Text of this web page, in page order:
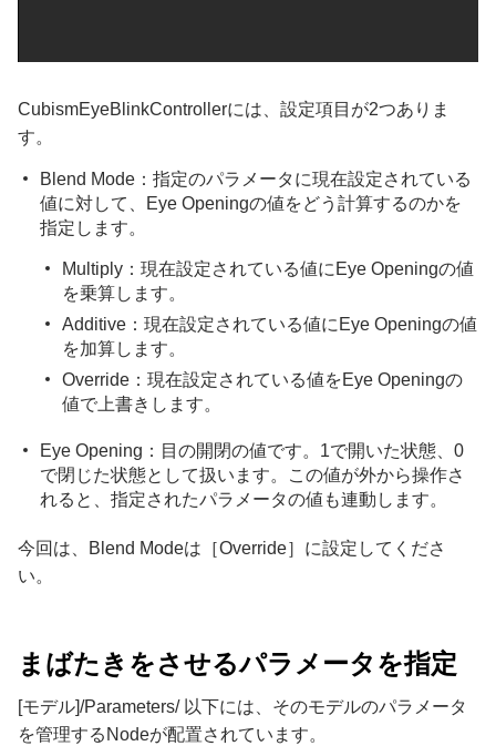
CubismEyeBlinkControllerには、設定項目が2つありま
す。
Blend Mode：指定のパラメータに現在設定されている
値に対して、Eye Openingの値をどう計算するのかを
指定します。
Multiply：現在設定されている値にEye Openingの値
を乗算します。
Additive：現在設定されている値にEye Openingの値
を加算します。
Override：現在設定されている値をEye Openingの
値で上書きします。
Eye Opening：目の開閉の値です。1で開いた状態、0
で閉じた状態として扱います。この値が外から操作さ
れると、指定されたパラメータの値も連動します。
今回は、Blend Modeは［Override］に設定してくださ
い。
まばたきをさせるパラメータを指定
[モデル]/Parameters/ 以下には、そのモデルのパラメータ
を管理するNodeが配置されています。